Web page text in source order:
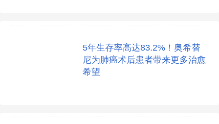
5年生存率高达83.2%！奥希替
尼为肺癌术后患者带来更多治愈
希望